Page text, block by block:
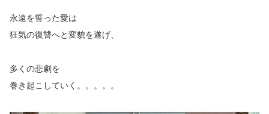
永遠を誓った愛は
狂気の復讐へと変貌を遂げ、
多くの悲劇を
巻き起こしていく。。。。。